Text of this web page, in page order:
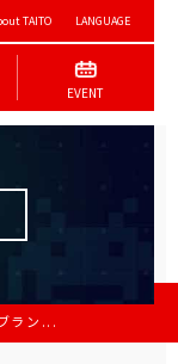
TAITO LANGUAGE
EVENT
ラン...